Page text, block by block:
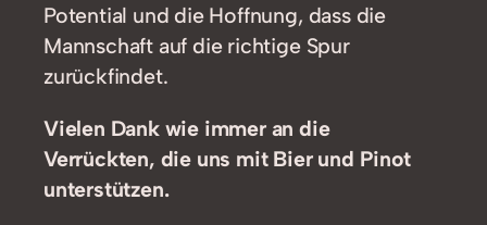
Potential und die Hoffnung, dass die
Mannschaft auf die richtige Spur
zurückfindet.
Vielen Dank wie immer an die
Verrückten, die uns mit Bier und Pinot
unterstützen.